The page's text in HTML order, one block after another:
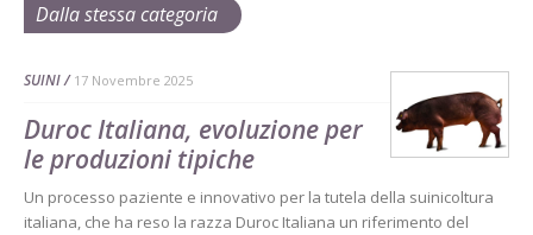
Dalla stessa categoria
SUINI 17 Novembre 2025
Duroc Italiana, evoluzione per
le produzioni tipiche
Un processo paziente e innovativo per la tutela della suinicoltura
italiana, che ha reso la razza Duroc Italiana un riferimento del